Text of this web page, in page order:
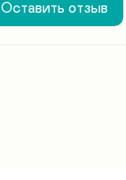
Оставить отзыв